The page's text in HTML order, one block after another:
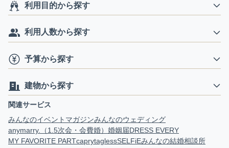
利用目的から探す
利用人数から探す
予算から探す
建物から探す
関連サービス
みんなのイベントマガジンみんなのウェディング
anymarry.（1.5次会・会費婚） 婚姻届DRESS EVERY
MY FAVORITE PARTcaprytaglessSELFiEみんなの結婚相談所